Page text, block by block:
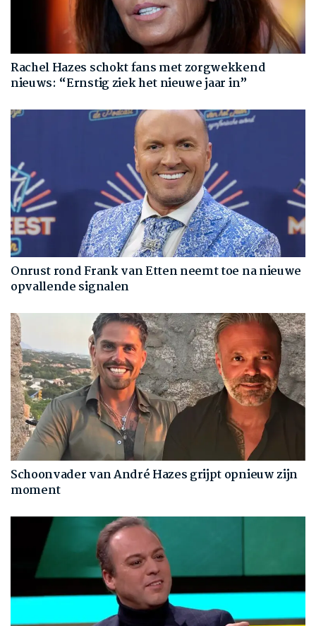
Rachel Hazes schokt fans met zorgwekkend
nieuws: “Ernstig ziek het nieuwe jaar in”
Onrust rond Frank van Etten neemt toe na nieuwe
opvallende signalen
Schoonvader van André Hazes grijpt opnieuw zijn
moment